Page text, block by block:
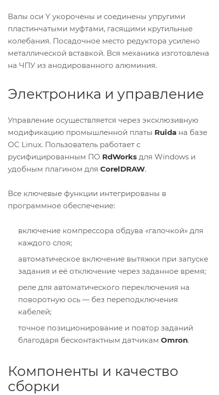
Валы оси Y укорочены и соединены упругими
пластинчатыми муфтами, гасящими крутильные
колебания. Посадочное место редуктора усилено
металлической вставкой. Вся механика изготовлена
на ЧПУ из анодированного алюминия.
Электроника и управление
Управление осуществляется через эксклюзивную
модификацию промышленной платы Ruida на базе
ОС Linux. Пользователь работает с
русифицированным ПО RdWorks для Windows и
удобным плагином для CorelDRAW.
Все ключевые функции интегрированы в
программное обеспечение:
включение компрессора обдува «галочкой» для
каждого слоя;
автоматическое включение вытяжки при запуске
задания и её отключение через заданное время;
реле для автоматического переключения на
поворотную ось — без переподключения
кабелей;
точное позиционирование и повтор заданий
благодаря бесконтактным датчикам Omron.
Компоненты и качество
сборки